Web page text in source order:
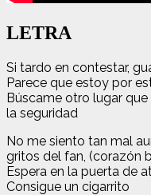
LETRA
Si tardo en contestar,
Parece que estoy por
Búscame otro lugar
la seguridad
No me siento tan mal
gritos del fan, (corazón
Espera en la puerta de
Consigue un cigarrito